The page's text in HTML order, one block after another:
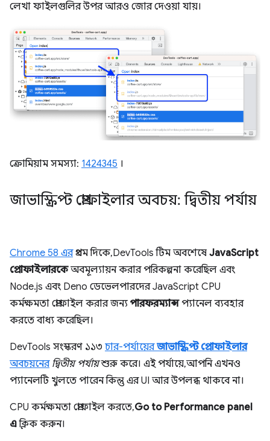
লেখা ফাইলগুলির উপর আরও জোর দেওয়া যায়।
ক্রোমিয়াম সমস্যা: 1424345 ।
জাভাস্ক্রিপ্ট প্রোফাইলার অবচয়: দ্বিতীয় পর্যায়
Chrome 58 এরপ্রথম দিকে, DevTools টিম অবশেষে JavaScript
প্রোফাইলারকেঅবমূল্যায়ন করার পরিকল্পনা করেছিল এবং
Node.js এবং Deno ডেভেলপারদের JavaScript CPU
কর্মক্ষমতা প্রোফাইল করার জন্য পারফরম্যান্সপ্যানেল ব্যবহার
করতে বাধ্য করেছিল।
DevTools সংস্করণ ১১৩ চার-পর্যায়েরজাভাস্ক্রিপ্ট প্রোফাইলার
অবচয়নের দ্বিতীয় পর্যায়শুরু করে। এই পর্যায়ে, আপনি এখনও
প্যানেলটি খুলতে পারেন কিন্তু এর UI আর উপলব্ধ থাকবে না।
CPU কর্মক্ষমতা প্রোফাইল করতে,Go to Performance panel
এক্লিক করুন।